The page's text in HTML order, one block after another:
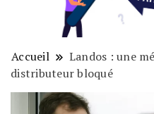
Accueil
Landos : une
distributeur bloqué